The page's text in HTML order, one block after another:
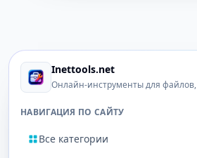
Inettools.net
Онлайн-инструменты для
НАВИГАЦИЯ ПО САЙТУ
Все категории